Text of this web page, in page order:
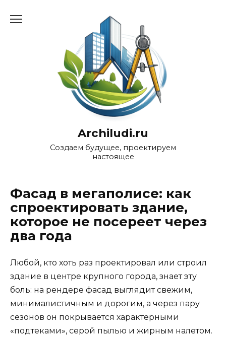
Archiludi.ru
Создаем будущее, проектируем
настоящее
Фасад в мегаполисе: как
спроектировать здание,
которое не посереет через
два года
Любой, кто хоть раз проектировал или строил
здание в центре крупного города, знает эту
боль: на рендере фасад выглядит свежим,
минималистичным и дорогим, а через пару
сезонов он покрывается характерными
«подтеками», серой пылью и жирным налетом.